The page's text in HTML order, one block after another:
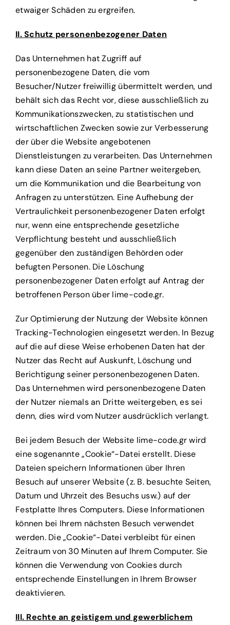
etwaiger Schäden zu ergreifen.
II. Schutz personenbezogener Daten
Das Unternehmen hat Zugriff auf
personenbezogene Daten, die vom
Besucher/Nutzer freiwillig übermittelt werden, und
behält sich das Recht vor, diese ausschließlich zu
Kommunikationszwecken, zu statistischen und
wirtschaftlichen Zwecken sowie zur Verbesserung
der über die Website angebotenen
Dienstleistungen zu verarbeiten. Das Unternehmen
kann diese Daten an seine Partner weitergeben,
um die Kommunikation und die Bearbeitung von
Anfragen zu unterstützen. Eine Aufhebung der
Vertraulichkeit personenbezogener Daten erfolgt
nur, wenn eine entsprechende gesetzliche
Verpflichtung besteht und ausschließlich
gegenüber den zuständigen Behörden oder
befugten Personen. Die Löschung
personenbezogener Daten erfolgt auf Antrag der
betroffenen Person über lime-code.gr.
Zur Optimierung der Nutzung der Website können
Tracking-Technologien eingesetzt werden. In Bezug
auf die auf diese Weise erhobenen Daten hat der
Nutzer das Recht auf Auskunft, Löschung und
Berichtigung seiner personenbezogenen Daten.
Das Unternehmen wird personenbezogene Daten
der Nutzer niemals an Dritte weitergeben, es sei
denn, dies wird vom Nutzer ausdrücklich verlangt.
Bei jedem Besuch der Website lime-code.gr wird
eine sogenannte „Cookie“-Datei erstellt. Diese
Dateien speichern Informationen über Ihren
Besuch auf unserer Website (z. B. besuchte Seiten,
Datum und Uhrzeit des Besuchs usw.) auf der
Festplatte Ihres Computers. Diese Informationen
können bei Ihrem nächsten Besuch verwendet
werden. Die „Cookie“-Datei verbleibt für einen
Zeitraum von 30 Minuten auf Ihrem Computer. Sie
können die Verwendung von Cookies durch
entsprechende Einstellungen in Ihrem Browser
deaktivieren.
III. Rechte an geistigem und gewerblichem